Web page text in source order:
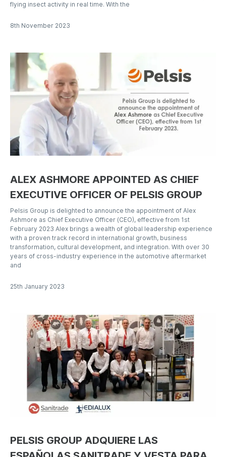
flying insect activity in real time. With the
8th November 2023
ALEX ASHMORE APPOINTED AS CHIEF
EXECUTIVE OFFICER OF PELSIS GROUP
Pelsis Group is delighted to announce the appointment of Alex
Ashmore as Chief Executive Officer (CEO), effective from 1st
February 2023 Alex brings a wealth of global leadership experience
with a proven track record in international growth, business
transformation, cultural development, and integration. With over 30
years of cross-industry experience in the automotive aftermarket
and
25th January 2023
PELSIS GROUP ADQUIERE LAS